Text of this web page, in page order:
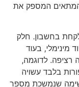
המתאים המספק את
בחשבון. חלק
מינימלי, בעוד
רציפה. לדוגמה,
בלבד עשויה
שנמשכת מספר